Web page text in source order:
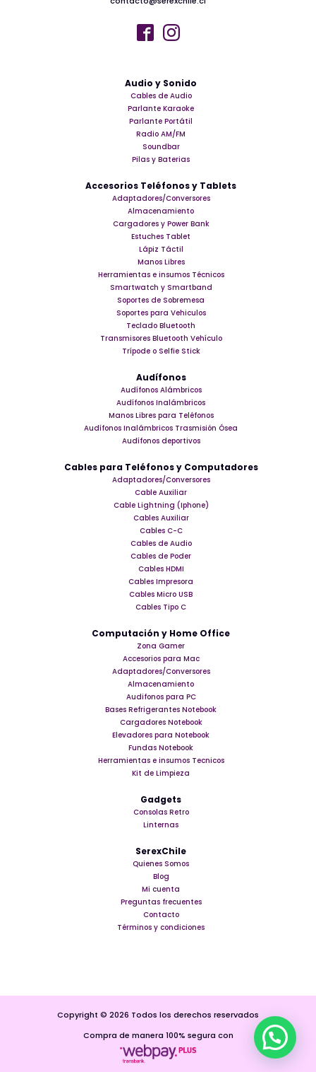
Audio y Sonido
Cables de Audio
Parlante Karaoke
Parlante Portátil
Radio AM/FM
Soundbar
Pilas y Baterias
Accesorios Teléfonos y Tablets
Adaptadores/Conversores
Almacenamiento
Cargadores y Power Bank
Estuches Tablet
Lápiz Táctil
Manos Libres
Herramientas e insumos Técnicos
Smartwatch y Smartband
Soportes de Sobremesa
Soportes para Vehiculos
Teclado Bluetooth
Transmisores Bluetooth Vehículo
Trípode o Selfie Stick
Audífonos
Audífonos Alámbricos
Audífonos Inalámbricos
Manos Libres para Teléfonos
Audífonos Inalámbricos Trasmisión Ósea
Audífonos deportivos
Cables para Teléfonos y Computadores
Adaptadores/Conversores
Cable Auxiliar
Cable Lightning (Iphone)
Cables Auxiliar
Cables C-C
Cables de Audio
Cables de Poder
Cables HDMI
Cables Impresora
Cables Micro USB
Cables Tipo C
Computación y Home Office
Zona Gamer
Accesorios para Mac
Adaptadores/Conversores
Almacenamiento
Audifonos para PC
Bases Refrigerantes Notebook
Cargadores Notebook
Elevadores para Notebook
Fundas Notebook
Herramientas e insumos Tecnicos
Kit de Limpieza
Gadgets
Consolas Retro
Linternas
SerexChile
Quienes Somos
Blog
Mi cuenta
Preguntas frecuentes
Contacto
Términos y condiciones
Copyright © 2026 Todos los derechos reservados
Compra de manera 100% segura con